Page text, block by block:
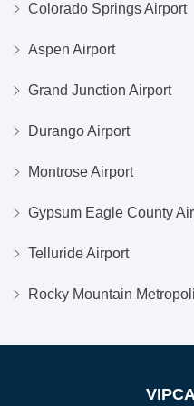
Colorado Springs Airport
Aspen Airport
Grand Junction Airport
Durango Airport
Montrose Airport
Gypsum Eagle County
Telluride Airport
Rocky Mountain